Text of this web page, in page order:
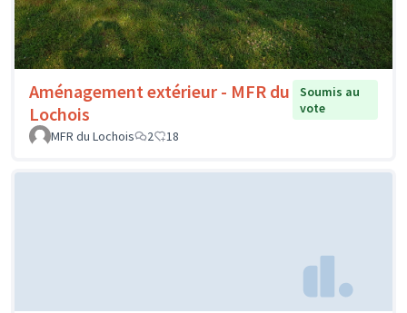
Aménagement extérieur - MFR du
Lochois
Soumis au
vote
MFR du Lochois
2 18